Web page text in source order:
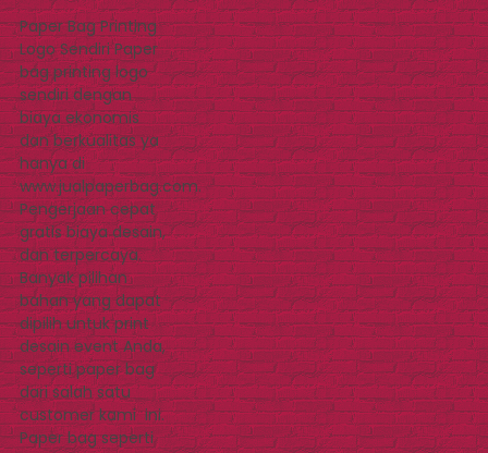
Paper Bag Printing
Logo Sendiri Paper
bag printing logo
sendiri dengan
biaya ekonomis
dan berkualitas ya
hanya di
www.jualpaperbag.com.
Pengerjaan cepat
gratis biaya desain,
dan terpercaya.
Banyak pilihan
bahan yang dapat
dipilih untuk print
desain event Anda,
seperti paper bag
dari salah satu
customer kami ini.
Paper bag seperti